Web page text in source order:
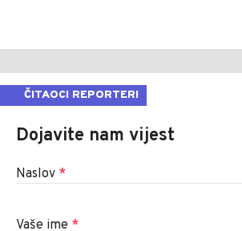
ČITAOCI REPORTERI
Dojavite nam vijest
Naslov *
Vaše ime *